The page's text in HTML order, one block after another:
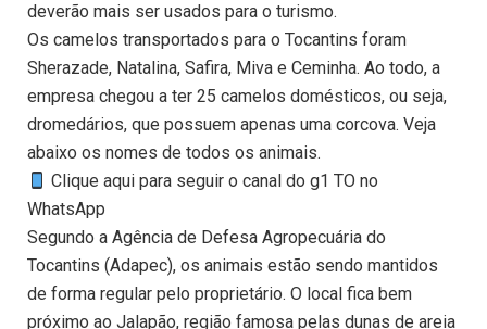
deverão mais ser usados para o turismo.
Os camelos transportados para o Tocantins foram
Sherazade, Natalina, Safira, Miva e Ceminha. Ao todo, a
empresa chegou a ter 25 camelos domésticos, ou seja,
dromedários, que possuem apenas uma corcova. Veja
abaixo os nomes de todos os animais.
Clique aqui para seguir o canal do g1 TO no
WhatsApp
Segundo a Agência de Defesa Agropecuária do
Tocantins (Adapec), os animais estão sendo mantidos
de forma regular pelo proprietário. O local fica bem
próximo ao Jalapão, região famosa pelas dunas de areia